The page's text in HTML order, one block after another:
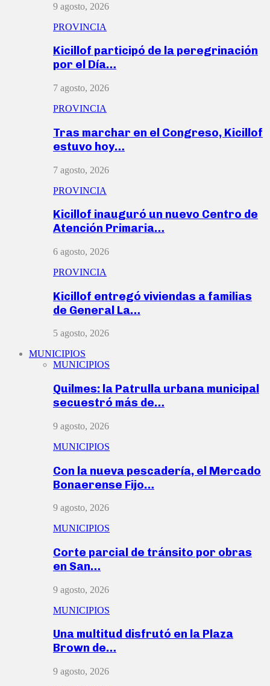
9 agosto, 2026
PROVINCIA
Kicillof participó de la peregrinación
por el Día…
7 agosto, 2026
PROVINCIA
Tras marchar en el Congreso, Kicillof
estuvo hoy…
7 agosto, 2026
PROVINCIA
Kicillof inauguró un nuevo Centro de
Atención Primaria…
6 agosto, 2026
PROVINCIA
Kicillof entregó viviendas a familias
de General La…
5 agosto, 2026
MUNICIPIOS
MUNICIPIOS
Quilmes: la Patrulla urbana municipal
secuestró más de…
9 agosto, 2026
MUNICIPIOS
Con la nueva pescadería, el Mercado
Bonaerense Fijo…
9 agosto, 2026
MUNICIPIOS
Corte parcial de tránsito por obras
en San…
9 agosto, 2026
MUNICIPIOS
Una multitud disfrutó en la Plaza
Brown de…
9 agosto, 2026